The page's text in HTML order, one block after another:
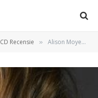
CD Recensie » Alison Moyet – ‘The Minutes’